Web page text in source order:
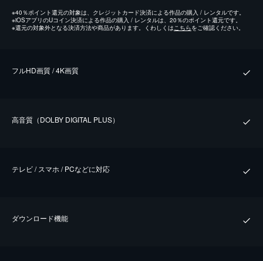
※40％ポイント還元の対象は、クレジットカード決済による作品の購入 / レンタルです。
※iOSアプリのUコイン決済による作品の購入 / レンタルは、20％のポイント還元です。
※還元の対象外となる決済方法や商品があります。くわしくは こちらをご確認ください。
フルHD画質 / 4K画質
⾼⾳質（DOLBY DIGITAL PLUS）
テレビ / スマホ / PCなどに対応
ダウンロード機能